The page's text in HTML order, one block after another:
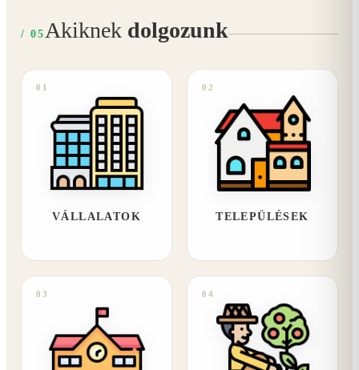
/ 05 Akiknek dolgozunk
01
VÁLLALATOK
02
TELEPÜLÉSEK
03 04